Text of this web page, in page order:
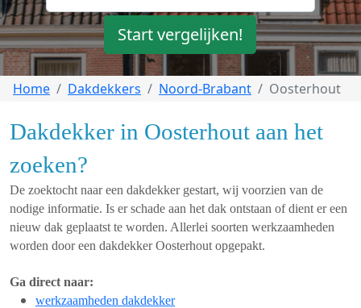
Start vergelijken!
Home Dakdekkers Noord-Brabant Oosterhout
Dakdekker in Oosterhout aan het
zoeken?
De zoektocht naar een dakdekker gestart, wij voorzien van de
nodige informatie. Is er schade aan het dak ontstaan of dient er een
nieuw dak geplaatst te worden. Allerlei soorten werkzaamheden
worden door een dakdekker Oosterhout opgepakt.
Ga direct naar:
werkzaamheden dakdekker